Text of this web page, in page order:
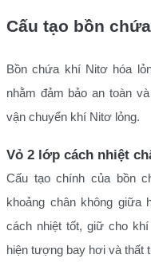
Cấu tạo bồn
Bồn chứa khí Nitơ hóa
nhằm đảm bảo an toàn
vận chuyển khí Nitơ lỏng.
Vỏ 2 lớp cách nhiệt
Cấu tạo chính của bồn
khoảng chân không giữa
cách nhiệt tốt, giữ cho
hiện tượng bay hơi và thất